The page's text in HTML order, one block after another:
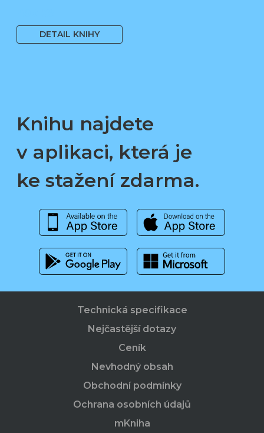
Tomáš Honzík, Ph.D. a kol.
DETAIL KNIHY
Knihu najdete
v aplikaci, která je
ke stažení zdarma.
Technická specifikace
Nejčastější dotazy
Ceník
Nevhodný obsah
Obchodní podmínky
Ochrana osobních údajů
mKniha